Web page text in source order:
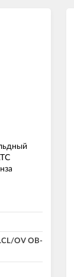
OV OB-